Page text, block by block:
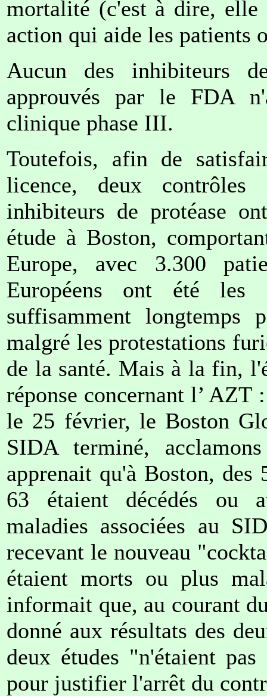
mortalité (c'est à dire, elle
action qui aide les patients
Aucun des inhibiteurs
approuvés par le FDA
clinique phase III.
Toutefois, afin de
licence, deux
inhibiteurs de protéase
étude à Boston,
Europe, avec 3.300
Européens ont été les
suffisamment longtemps
malgré les protestations
de la santé. Mais à la fin,
réponse concernant l’ AZT
le 25 février, le Boston
SIDA terminé,
apprenait qu'à Boston, des
63 étaient décédés ou
maladies associées au
recevant le nouveau
étaient morts ou plus
informait que, au courant
donné aux résultats des
deux études "n'étaient
pour justifier l'arrêt du